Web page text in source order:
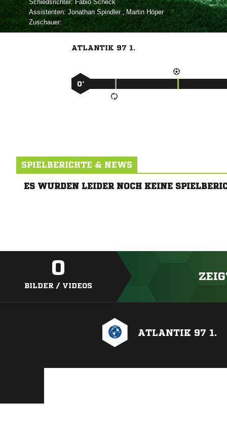
Schiedsrichter:  
Assistenten:   ,  
Zuschauer:
ATLANTIK 97 1.
0’
SPIELBERICHTE & NEWS
ES WURDEN LEIDER NOCH KEINE
0
BILDER / VIDEOS
ATLANTIK 97 1.